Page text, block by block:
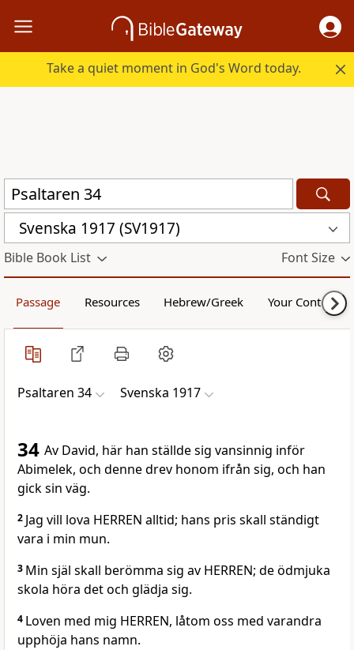
Take a quiet moment in God's Word today.
Svenska 1917 (SV1917)
Bible Book List Font Size
Passage Resources Hebrew/Greek Your Content
Psaltaren 34 Svenska 1917
34 Av David, här han ställde sig vansinnig inför
Abimelek, och denne drev honom ifrån sig, och han
gick sin väg.
2 Jag vill lova HERREN alltid; hans pris skall ständigt
vara i min mun.
3 Min själ skall berömma sig av HERREN; de ödmjuka
skola höra det och glädja sig.
4 Loven med mig HERREN, låtom oss med varandra
upphöja hans namn.